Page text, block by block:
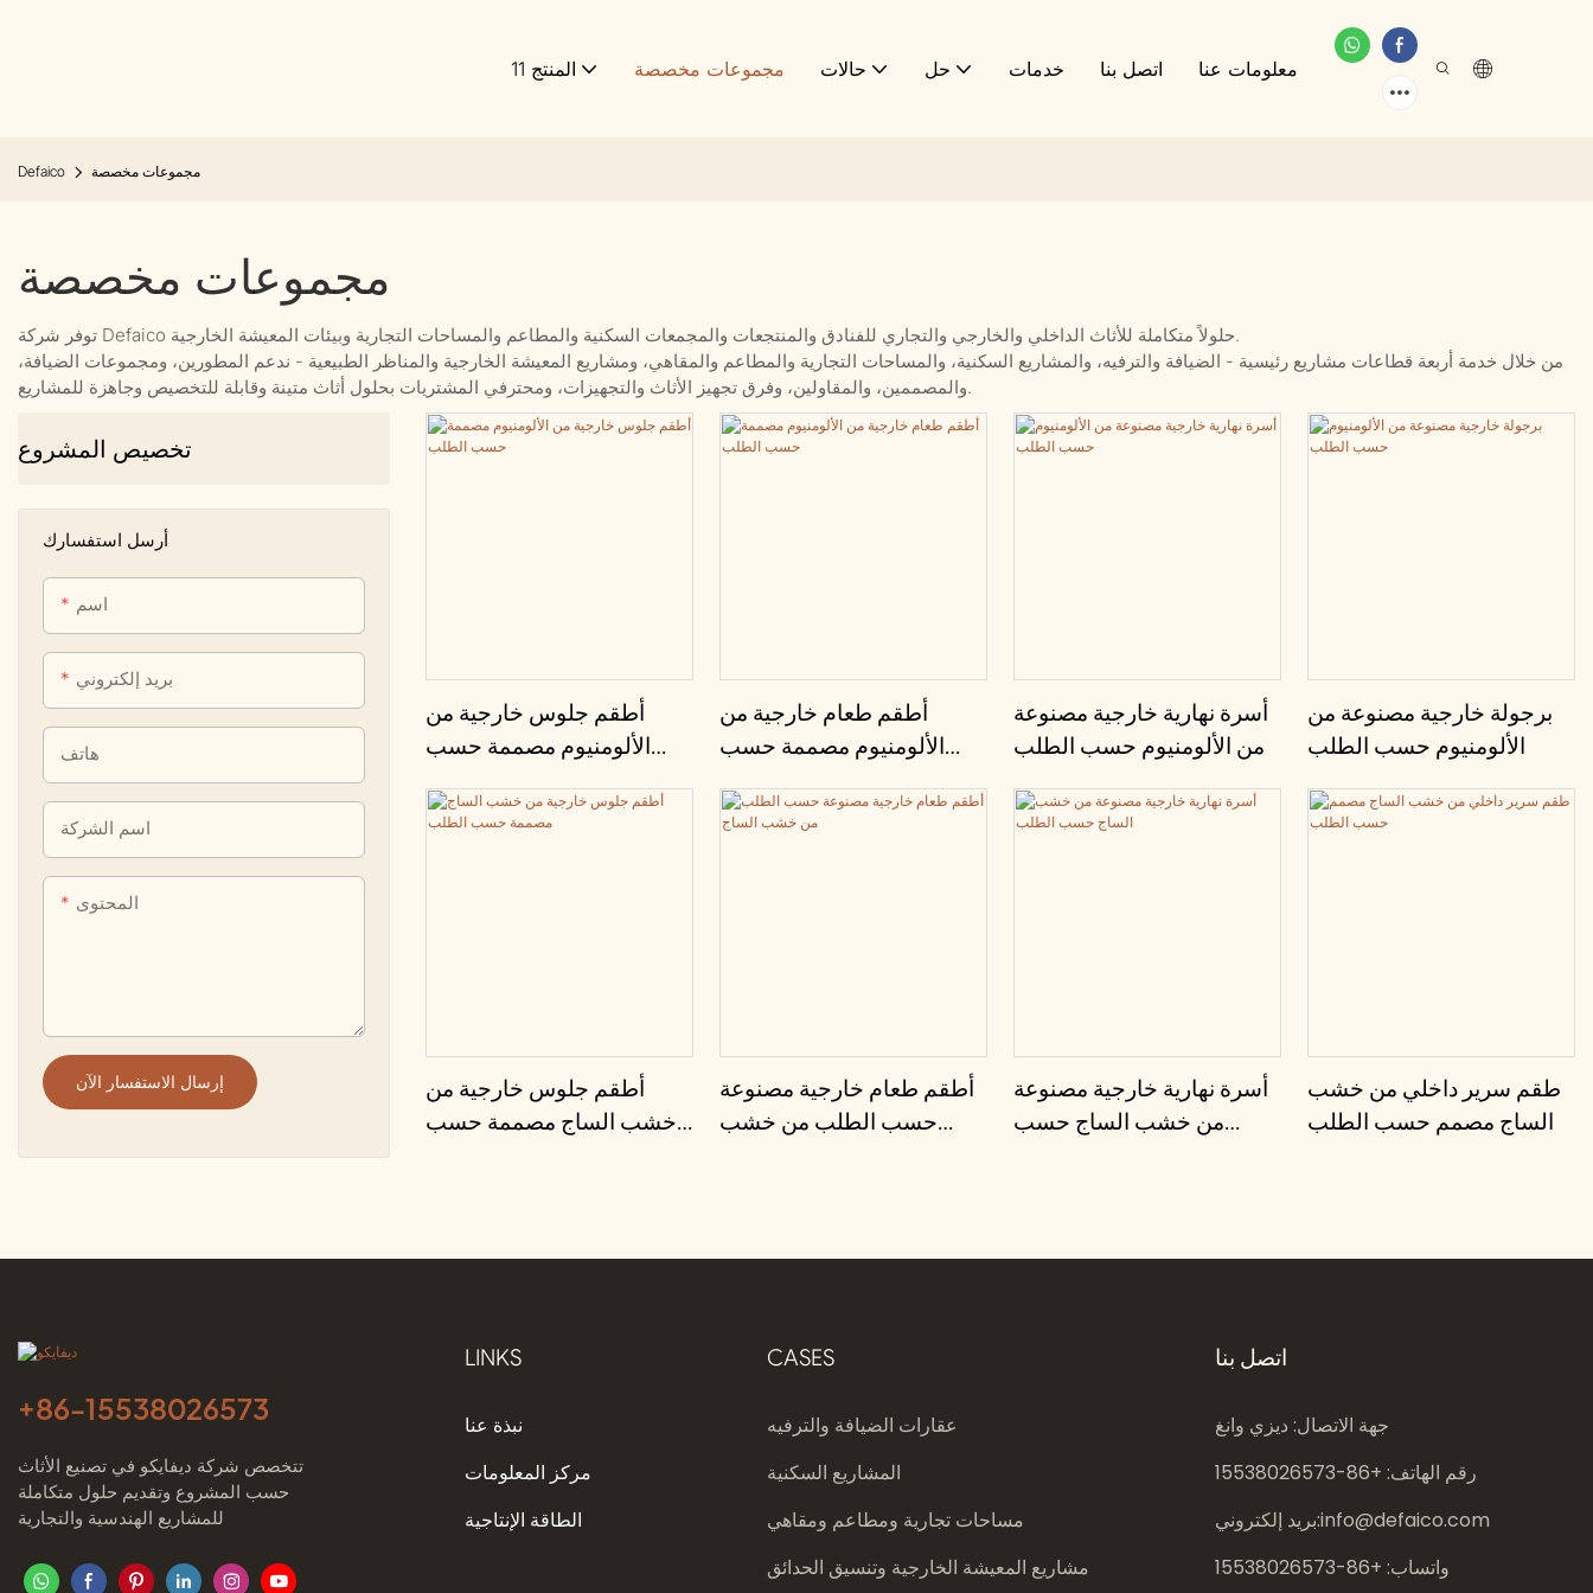
المنتج 11 مجموعات مخصصة حالات حل خدمات اتصل بنا معلومات عنا
Defaico مجموعات مخصصة
مجموعات مخصصة
توفر شركة Defaico حلولاً متكاملة للأثاث الداخلي والخارجي والتجاري للفنادق والمنتجعات والمجمعات السكنية والمطاعم والمساحات التجارية وبيئات المعيشة الخارجية.
من خلال خدمة أربعة قطاعات مشاريع رئيسية - الضيافة والترفيه، والمشاريع السكنية، والمساحات التجارية والمطاعم والمقاهي، ومشاريع المعيشة الخارجية والمناظر الطبيعية - ندعم المطورين، ومجموعات الضيافة،
والمصممين، والمقاولين، وفرق تجهيز الأثاث والتجهيزات، ومحترفي المشتريات بحلول أثاث متينة وقابلة للتخصيص وجاهزة للمشاريع.
تخصيص المشروع
أرسل استفسارك
اسم
بريد إلكتروني
هاتف
اسم الشركة
المحتوى
إرسال الاستفسار الآن
أطقم جلوس خارجية من
الألومنيوم مصممة حسب
أطقم طعام خارجية من
الألومنيوم مصممة حسب
أسرة نهارية خارجية مصنوعة
من الألومنيوم حسب الطلب
برجولة خارجية مصنوعة من
الألومنيوم حسب الطلب
أطقم جلوس خارجية من
خشب الساج مصممة حسب
أطقم طعام خارجية مصنوعة
حسب الطلب من خشب
أسرة نهارية خارجية مصنوعة
من خشب الساج حسب
طقم سرير داخلي من خشب
الساج مصمم حسب الطلب
+86-15538026573
تتخصص شركة ديفايكو في تصنيع الأثاث
حسب المشروع وتقديم حلول متكاملة
للمشاريع الهندسية والتجارية
LINKS
نبذة عنا
مركز المعلومات
الطاقة الإنتاجية
CASES
عقارات الضيافة والترفيه
المشاريع السكنية
مساحات تجارية ومطاعم ومقاهي
مشاريع المعيشة الخارجية وتنسيق الحدائق
اتصل بنا
جهة الاتصال: ديزي وانغ
رقم الهاتف: +86-
15538026573
بريد إلكتروني:info@defaico.com
واتساب: +86-
15538026573